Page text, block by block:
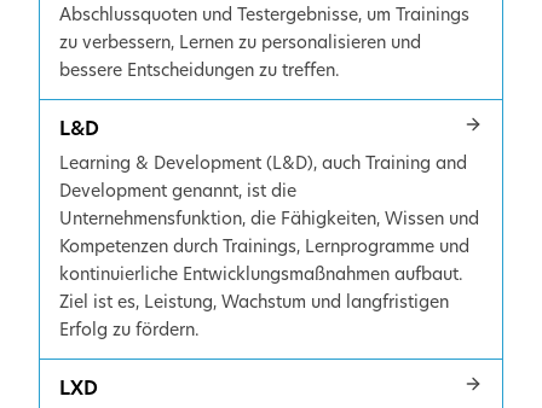
Abschlussquoten und Testergebnisse, um Trainings
zu verbessern, Lernen zu personalisieren und
bessere Entscheidungen zu treffen.
L&D
Learning & Development (L&D), auch Training and
Development genannt, ist die
Unternehmensfunktion, die Fähigkeiten, Wissen und
Kompetenzen durch Trainings, Lernprogramme und
kontinuierliche Entwicklungsmaßnahmen aufbaut.
Ziel ist es, Leistung, Wachstum und langfristigen
Erfolg zu fördern.
LXD